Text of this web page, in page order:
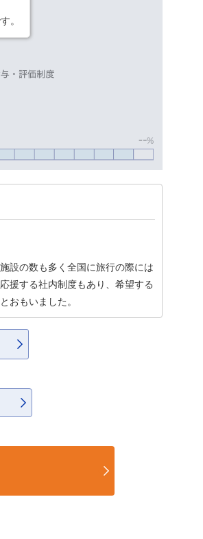
。
設の数も多く全国に旅行の際には
援する社内制度もあり、希望する
おもいました。